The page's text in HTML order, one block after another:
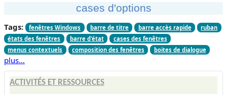
cases d'options
Tags: fenêtres Windows barre de titre barre accès rapide
ruban
états des fenêtres
barre d'état
cases des fenêtres
menus contextuels
composition des fenêtres boites de dialogue
plus…
ACTIVITÉS ET RESSOURCES